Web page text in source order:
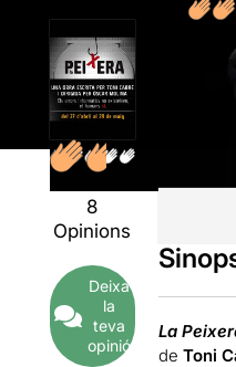
8
Opinions
Deixa
la
teva
opinió
La
deToni